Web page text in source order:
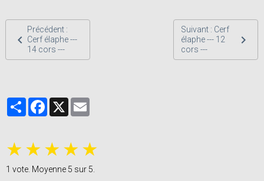
Précédent :
Cerf élaphe ---
14 cors ---
Suivant : Cerf
élaphe --- 12
cors ---
PartagerFacebook
★★★★★
1 vote. Moyenne 5 sur 5.